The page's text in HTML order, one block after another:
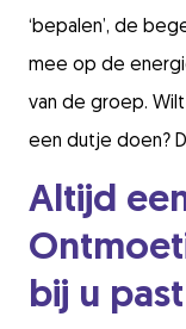
‘bepalen’, de
mee op de
van de groep.
een dutje doen?
Altijd
bij u past